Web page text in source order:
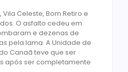
Celeste, Bom Retiro e
O asfalto cedeu em
e dezenas de
pela lama. A Unidade de
Canaã teve que ser
após ser completamente